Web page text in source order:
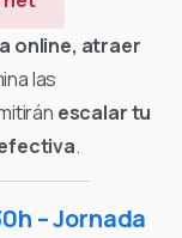
online, atraer
las
escalar tu
.
– Jornada